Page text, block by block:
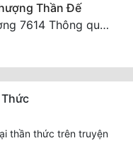
Thần Đế
Chương 7614 Thông quan ban thưởng, Ngục Hải Yên Thần Quang
thần thức trên truyện